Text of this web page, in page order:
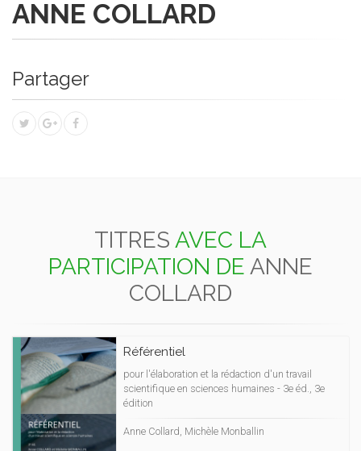
ANNE COLLARD
Partager
TITRES AVEC LA
PARTICIPATION DE ANNE
COLLARD
Référentiel
pour l'élaboration et la rédaction d'un travail
scientifique en sciences humaines - 3e éd., 3e
édition
Anne Collard, Michèle Monballin